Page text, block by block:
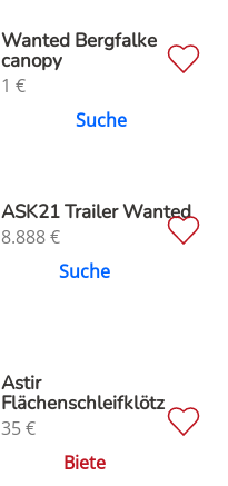
Wanted Bergfalke
canopy
1 €
Suche
ASK21 Trailer Wanted
8.888€
Suche
Astir
Flächenschleifklötz
35€
Biete